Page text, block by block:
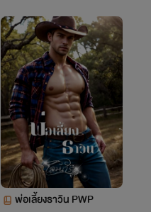
พ่อเลี้ยงธาวิน PWP